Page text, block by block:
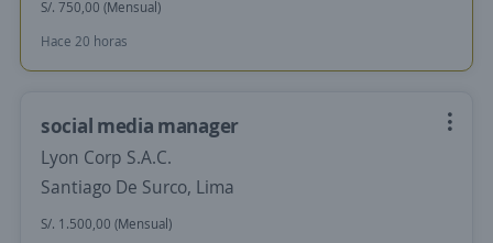
S/. 750,00 (Mensual)
Hace 20 horas
social media manager
Lyon Corp S.A.C.
Santiago De Surco, Lima
S/. 1.500,00 (Mensual)